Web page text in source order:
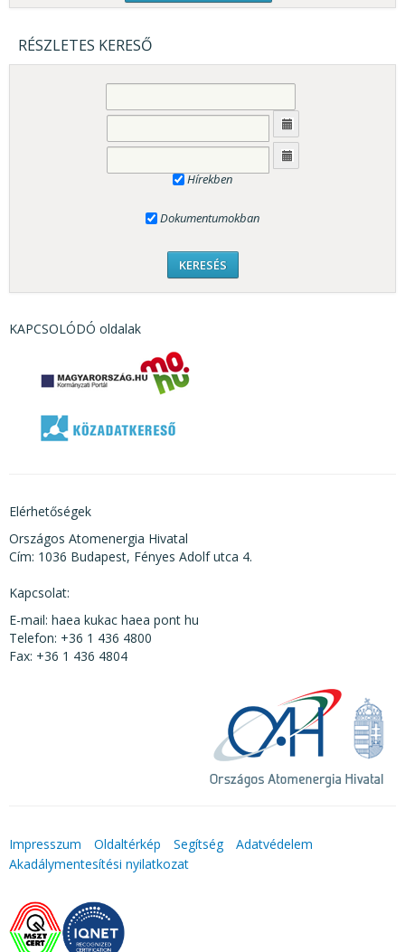
RÉSZLETES KERESŐ
Hírekben
Dokumentumokban
KAPCSOLÓDÓ oldalak
Elérhetőségek
Országos Atomenergia Hivatal
Cím: 1036 Budapest, Fényes Adolf utca 4.
Kapcsolat:
E-mail: haea kukac haea pont hu
Telefon: +36 1 436 4800
Fax: +36 1 436 4804
Impresszum Oldaltérkép Segítség
Adatvédelem
Akadálymentesítési nyilatkozat